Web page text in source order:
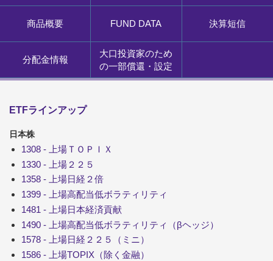
商品概要 FUND DATA 決算短信
分配金情報
大口投資家のため
の一部償還・設定
ETFラインアップ
日本株
1308 - 上場ＴＯＰＩＸ
1330 - 上場２２５
1358 - 上場日経２倍
1399 - 上場高配当低ボラティリティ
1481 - 上場日本経済貢献
1490 - 上場高配当低ボラティリティ（βヘッジ）
1578 - 上場日経２２５（ミニ）
1586 - 上場TOPIX（除く金融）